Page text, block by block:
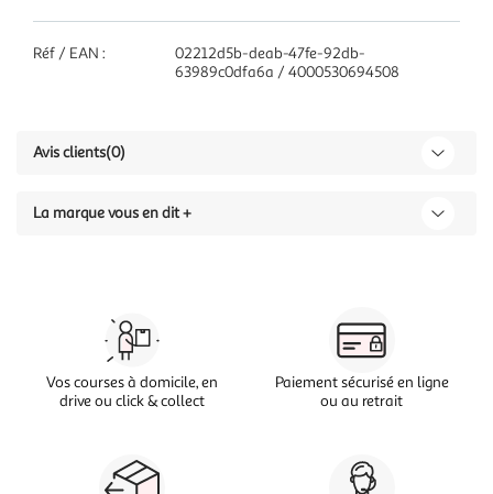
Réf / EAN :
02212d5b-deab-47fe-92db-
63989c0dfa6a / 4000530694508
Avis clients(0)
La marque vous en dit +
Vos courses à domicile, en
drive ou click & collect
Paiement sécurisé en ligne
ou au retrait